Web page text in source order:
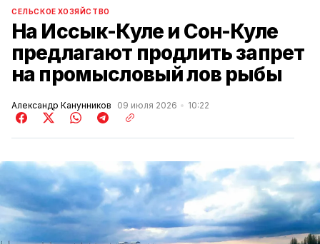
СЕЛЬСКОЕ ХОЗЯЙСТВО
На Иссык-Куле и Сон-Куле
предлагают продлить запрет
на промысловый лов рыбы
Александр Канунников 09 июля 2026 10:22